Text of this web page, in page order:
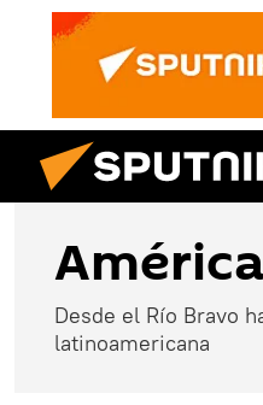
Desde el Río Bravo
latinoamericana